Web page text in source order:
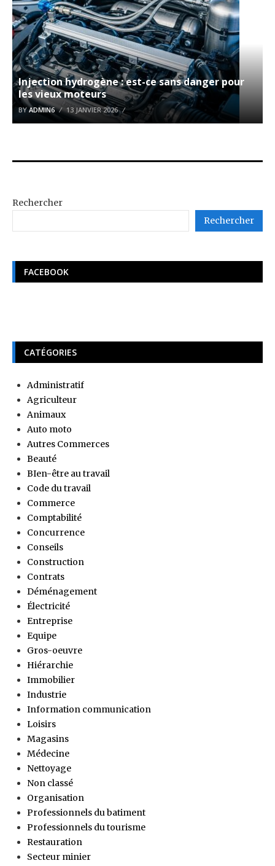
Injection hydrogène : est-ce sans danger pour
les vieux moteurs
BYADMIN6 13 JANVIER 2026
Rechercher
Rechercher
FACEBOOK
CATÉGORIES
Administratif
Agriculteur
Animaux
Auto moto
Autres Commerces
Beauté
BIen-être au travail
Code du travail
Commerce
Comptabilité
Concurrence
Conseils
Construction
Contrats
Déménagement
Électricité
Entreprise
Equipe
Gros-oeuvre
Hiérarchie
Immobilier
Industrie
Information communication
Loisirs
Magasins
Médecine
Nettoyage
Non classé
Organisation
Professionnels du batiment
Professionnels du tourisme
Restauration
Secteur minier